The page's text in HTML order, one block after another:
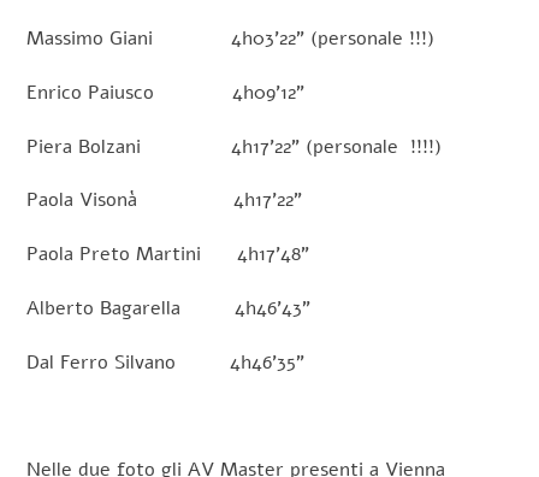
Massimo Giani 4h03’22” (personale !!!)
Enrico Paiusco 4h09’12”
Piera Bolzani 4h17’22” (personale !!!!)
Paola Visonà 4h17’22”
Paola Preto Martini 4h17’48”
Alberto Bagarella 4h46’43”
Dal Ferro Silvano 4h46’35”
Nelle due foto gli AV Master presenti a Vienna